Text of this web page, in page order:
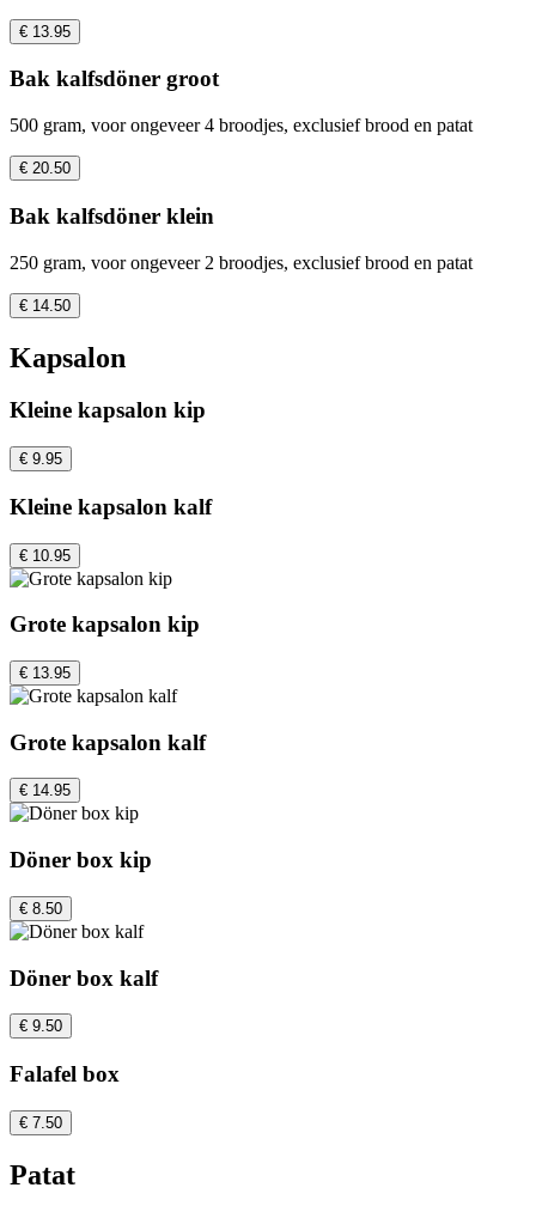
€ 13.95
Bak kalfsdöner groot
500 gram, voor ongeveer 4 broodjes, exclusief brood en patat
€ 20.50
Bak kalfsdöner klein
250 gram, voor ongeveer 2 broodjes, exclusief brood en patat
€ 14.50
Kapsalon
Kleine kapsalon kip
€ 9.95
Kleine kapsalon kalf
€ 10.95
Grote kapsalon kip
€ 13.95
Grote kapsalon kalf
€ 14.95
Döner box kip
€ 8.50
Döner box kalf
€ 9.50
Falafel box
€ 7.50
Patat